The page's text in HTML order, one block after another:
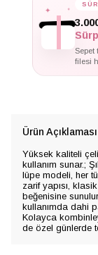
Sepet
filesi
Ürün Açıklaması
Yüksek kaliteli
kullanım sunar.;
lüpe modeli, her
zarif yapısı,
beğenisine
kullanımda dahi
Kolayca
de özel günlerde